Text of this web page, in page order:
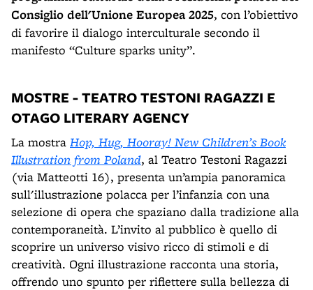
Consiglio dell'Unione Europea 2025, con l’obiettivo
di favorire il dialogo interculturale secondo il
manifesto “Culture sparks unity”.
MOSTRE - TEATRO TESTONI RAGAZZI E
OTAGO LITERARY AGENCY
La mostra Hop, Hug, Hooray! New Children’s Book
Illustration from Poland, al Teatro Testoni Ragazzi
(via Matteotti 16), presenta un’ampia panoramica
sull'illustrazione polacca per l’infanzia con una
selezione di opera che spaziano dalla tradizione alla
contemporaneità. L’invito al pubblico è quello di
scoprire un universo visivo ricco di stimoli e di
creatività. Ogni illustrazione racconta una storia,
offrendo uno spunto per riflettere sulla bellezza di